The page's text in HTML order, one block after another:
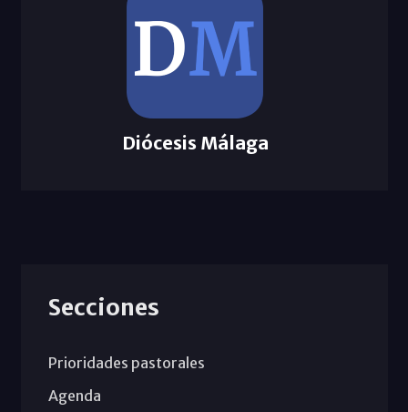
Diócesis Málaga
Secciones
Prioridades pastorales
Agenda